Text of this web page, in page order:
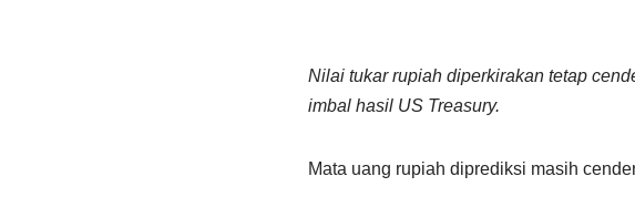
Nilai tukar rupiah diperkirakan tetap
imbal hasil US Treasury.
Mata uang rupiah diprediksi masih